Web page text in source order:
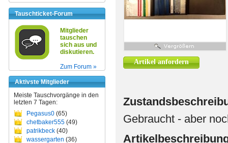
Tauschticket-Forum
Mitglieder
tauschen
sich aus und
diskutieren.
Zum Forum »
Aktivste Mitglieder
Meiste Tauschvorgänge in den
letzten 7 Tagen:
Pegasus0 (65)
chetbaker555 (49)
patrikbeck (40)
wassergarten (36)
Artikel anfordern
Gebraucht - aber